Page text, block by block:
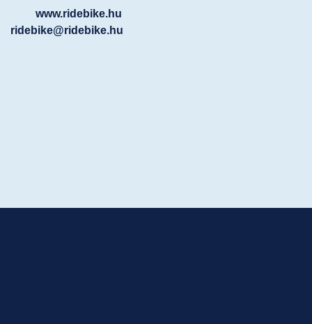
www.ridebike.hu
ridebike@ridebike.hu